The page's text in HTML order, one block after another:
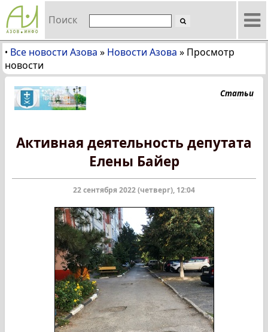
Поиск
• Все новости Азова » Новости Азова » Просмотр
новости
Статьи
Активная деятельность депутата
Елены Байер
22 сентября 2022 (четверг), 12:04